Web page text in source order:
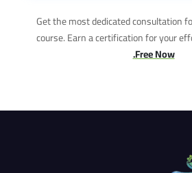
Get the most dedicated consultation
course. Earn a certification for your
Free Now.